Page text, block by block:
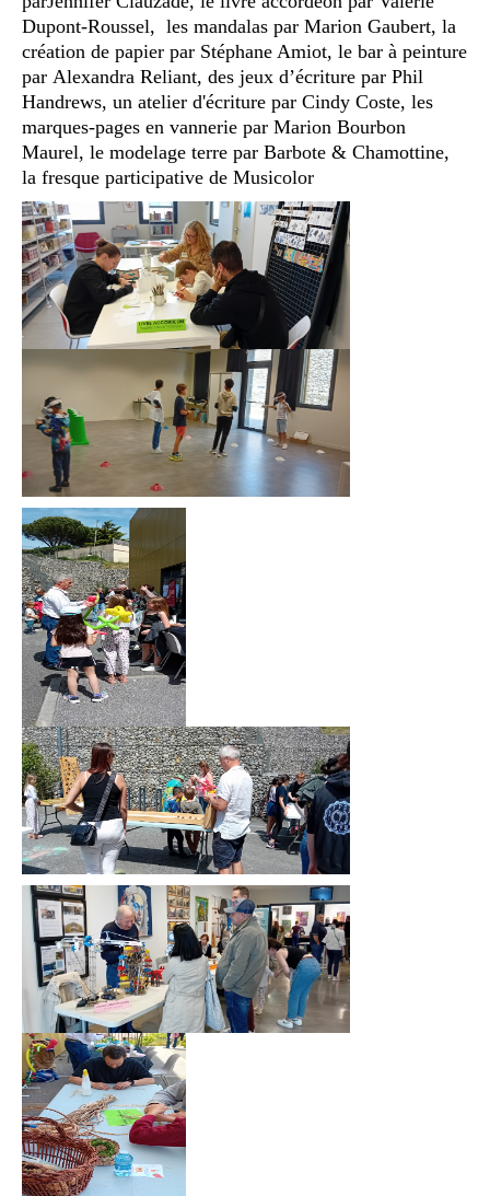
Dupont-Roussel, les mandalas par Marion Gaubert, la
création de papier par Stéphane Amiot, le bar à peinture
par Alexandra Reliant, des jeux d’écriture par Phil
Handrews, un atelier d'écriture par Cindy Coste, les
marques-pages en vannerie par Marion Bourbon
Maurel, le modelage terre par Barbote & Chamottine,
la fresque participative de Musicolor